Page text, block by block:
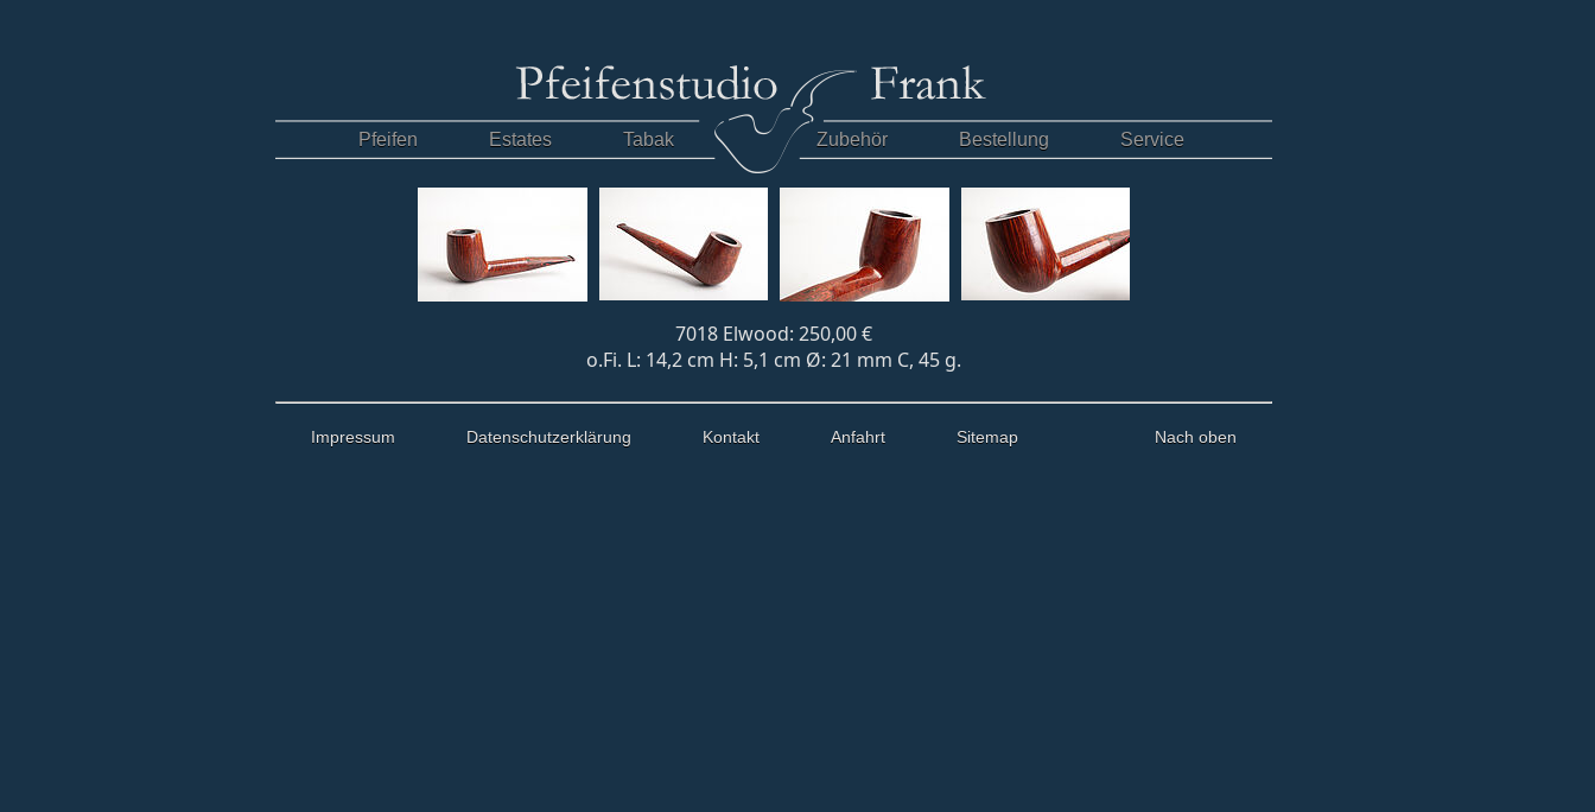
Pfeifen Estates Tabak Zubehör Bestellung Service
7018 Elwood: 250,00 €
o.Fi. L: 14,2 cm H: 5,1 cm Ø: 21 mm C, 45 g.
Impressum Datenschutzerklärung Kontakt Anfahrt Sitemap Nach oben